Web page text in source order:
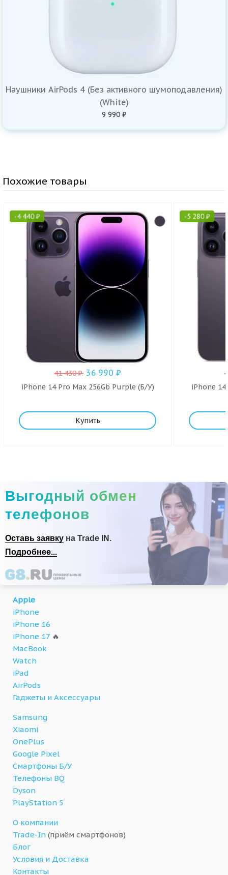
Наушники AirPods 4 (Без активного шумоподавления)
(White)
9 990 ₽
Похожие товары
-4 440₽
41 430₽. 36 990 ₽
iPhone 14 Pro Max 256Gb Purple (Б/У)
Купить
-5 280₽
iPhone
Выгодный обмен
телефонов
Оставь заявку на Trade IN.
Подробнее...
Apple
iPhone
iPhone 16
iPhone 17 🔥
MacBook
Watch
iPad
AirPods
Гаджеты и Аксессуары
Samsung
Xiaomi
OnePlus
Google Pixel
Смартфоны Б/У
Телефоны BQ
Dyson
PlayStation 5
О компании
Trade-In (приём смартфонов)
Блог
Условия и Доставка
Контакты